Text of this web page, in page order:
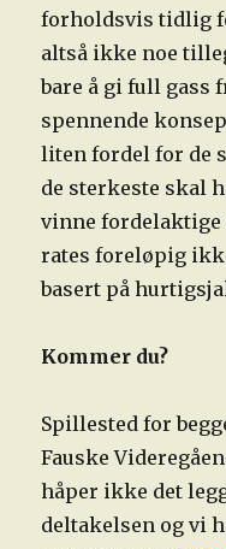
forholdsvis tidlig
altså ikke noe
bare å gi full gass
spennende
liten fordel for de
de sterkeste skal
vinne
rates foreløpig
basert på
Kommer du?
Spillested for
Fauske
håper ikke det
deltakelsen og vi